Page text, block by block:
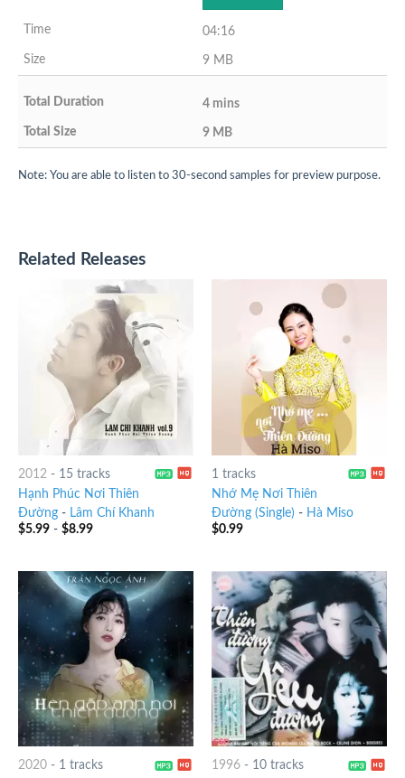
04:16
9 MB
4 mins
9 MB
Note: You are able to listen to 30-second samples for preview purpose.
Related Releases
2012 - 15 tracks
Hạnh Phúc Nơi Thiên
Đường- Lâm Chí Khanh
$5.99- $8.99
1 tracks
Nhớ Mẹ Nơi Thiên
Đường (Single) - Hà Miso
$0.99
2020- 1 tracks
1996- 10 tracks